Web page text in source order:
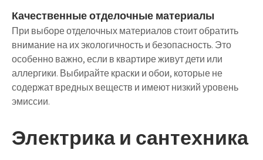
Качественные отделочные материалы
При выборе отделочных материалов стоит обратить
внимание на их экологичность и безопасность. Это
особенно важно, если в квартире живут дети или
аллергики. Выбирайте краски и обои, которые не
содержат вредных веществ и имеют низкий уровень
эмиссии.
Электрика и сантехника